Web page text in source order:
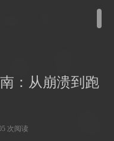
：从崩溃到跑
次阅读